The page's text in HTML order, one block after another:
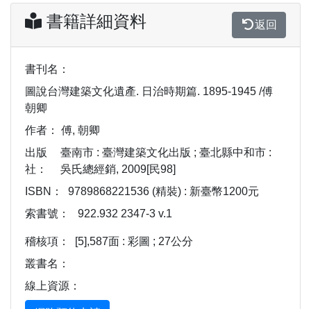
書籍詳細資料 返回
書刊名：
圖說台灣建築文化遺產. 日治時期篇. 1895-1945 /傅
朝卿
作者：
傅, 朝卿
出版
社：
臺南市 : 臺灣建築文化出版 ; 臺北縣中和市 :
吳氏總經銷, 2009[民98]
ISBN：
9789868221536 (精裝) : 新臺幣1200元
索書號：
922.932 2347-3 v.1
稽核項：
[5],587面 : 彩圖 ; 27公分
叢書名：
線上資源：